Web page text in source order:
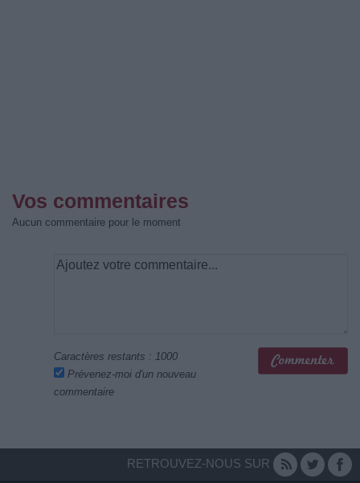
Vos commentaires
Aucun commentaire pour le moment
Caractères restants : 1000
Prévenez-moi d'un nouveau
commentaire
RETROUVEZ-NOUS SUR